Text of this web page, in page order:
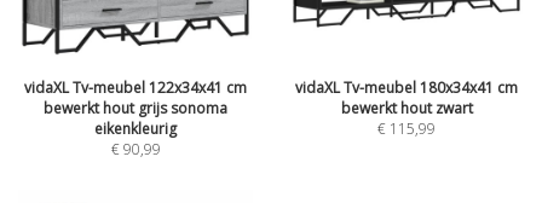
vidaXL Tv-meubel 122x34x41 cm
bewerkt hout grijs sonoma
eikenkleurig
€ 90,99
vidaXL Tv-meubel 180x34x41 cm
bewerkt hout zwart
€ 115,99